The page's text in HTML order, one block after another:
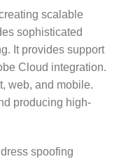
scalable
sophisticated
It provides support
Cloud integration.
web, and mobile.
producing high-
spoofing